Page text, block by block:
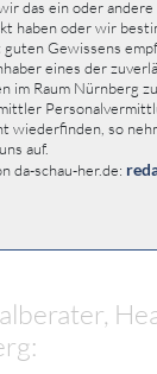
das ein oder
haben oder wir
Gewissens
eines der
im Raum Nürnberg
wiederfinden, so
auf.
da-schau-her.de: